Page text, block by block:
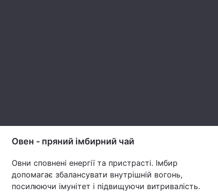
Овен - пряний імбирний чай
Овни сповнені енергії та пристрасті. Імбир
допомагає збалансувати внутрішній вогонь,
посилюючи імунітет і підвищуючи витривалість.